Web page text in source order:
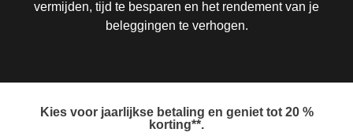
vermijden, tijd te besparen en het rendement van je
beleggingen te verhogen.
Kies voor jaarlijkse betaling en geniet tot 20 %
korting**.